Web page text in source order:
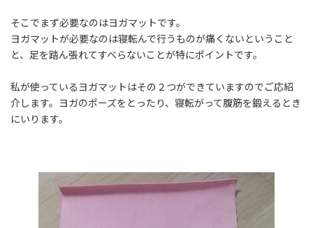
そこでまず必要なのはヨガマットです。
ヨガマットが必要なのは寝転んで行うものが痛くないということ
と、足を踏ん張れてすべらないことが特にポイントです。
私が使っているヨガマットはその２つができていますのでご応紹
介します。ヨガのポーズをとったり、寝転がって腹筋を鍛えるとき
にいります。